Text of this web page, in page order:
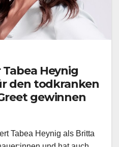
Heynig
den todkranken
gewinnen
Tabea Heynig als Britta